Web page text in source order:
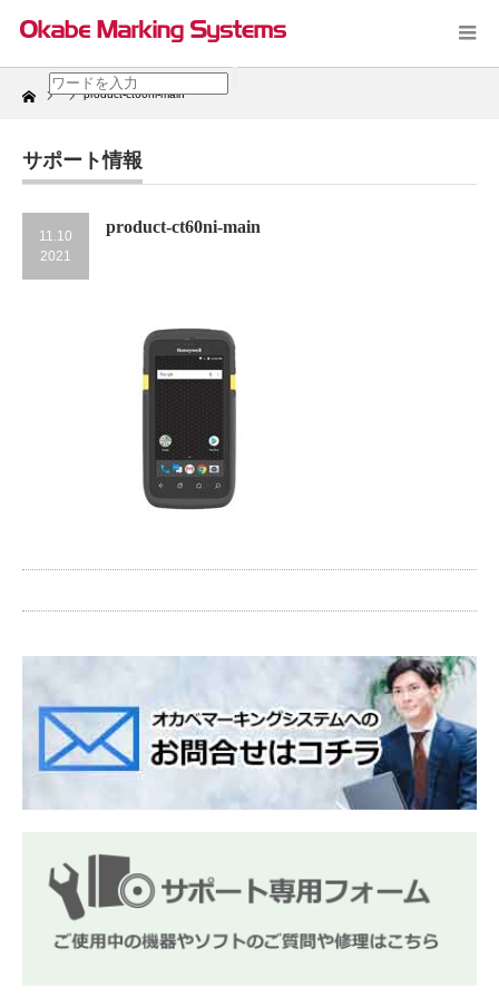
Home product-ct60ni-main
サポート情報
11.10
2021
product-ct60ni-main